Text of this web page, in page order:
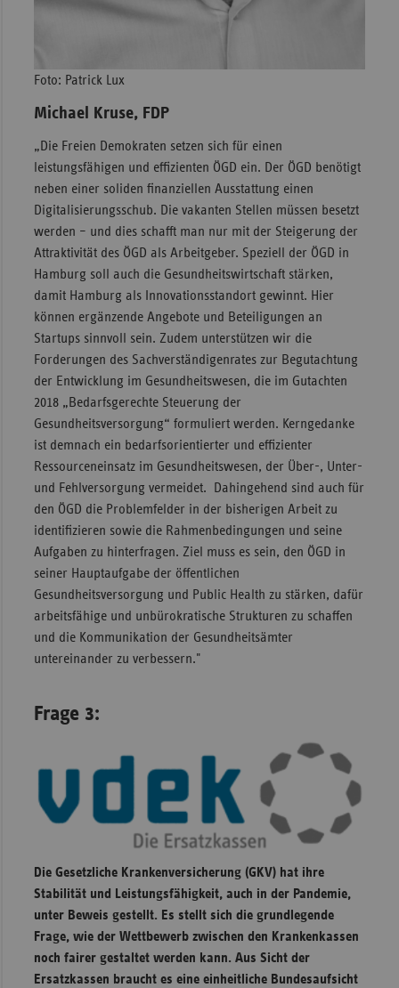
Foto: Patrick Lux
Michael Kruse, FDP
„Die Freien Demokraten setzen sich für einen
leistungsfähigen und effizienten ÖGD ein. Der ÖGD benötigt
neben einer soliden finanziellen Ausstattung einen
Digitalisierungsschub. Die vakanten Stellen müssen besetzt
werden – und dies schafft man nur mit der Steigerung der
Attraktivität des ÖGD als Arbeitgeber. Speziell der ÖGD in
Hamburg soll auch die Gesundheitswirtschaft stärken,
damit Hamburg als Innovationsstandort gewinnt. Hier
können ergänzende Angebote und Beteiligungen an
Startups sinnvoll sein. Zudem unterstützen wir die
Forderungen des Sachverständigenrates zur Begutachtung
der Entwicklung im Gesundheitswesen, die im Gutachten
2018 „Bedarfsgerechte Steuerung der
Gesundheitsversorgung“ formuliert werden. Kerngedanke
ist demnach ein bedarfsorientierter und effizienter
Ressourceneinsatz im Gesundheitswesen, der Über-, Unter-
und Fehlversorgung vermeidet. Dahingehend sind auch für
den ÖGD die Problemfelder in der bisherigen Arbeit zu
identifizieren sowie die Rahmenbedingungen und seine
Aufgaben zu hinterfragen. Ziel muss es sein, den ÖGD in
seiner Hauptaufgabe der öffentlichen
Gesundheitsversorgung und Public Health zu stärken, dafür
arbeitsfähige und unbürokratische Strukturen zu schaffen
und die Kommunikation der Gesundheitsämter
untereinander zu verbessern."
Frage 3:
Die Gesetzliche Krankenversicherung (GKV) hat ihre
Stabilität und Leistungsfähigkeit, auch in der Pandemie,
unter Beweis gestellt. Es stellt sich die grundlegende
Frage, wie der Wettbewerb zwischen den Krankenkassen
noch fairer gestaltet werden kann. Aus Sicht der
Ersatzkassen braucht es eine einheitliche Bundesaufsicht